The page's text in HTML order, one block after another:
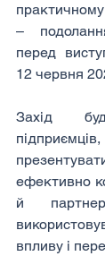
–
перед
12 червня
Захід
ефективно
й
впливу і